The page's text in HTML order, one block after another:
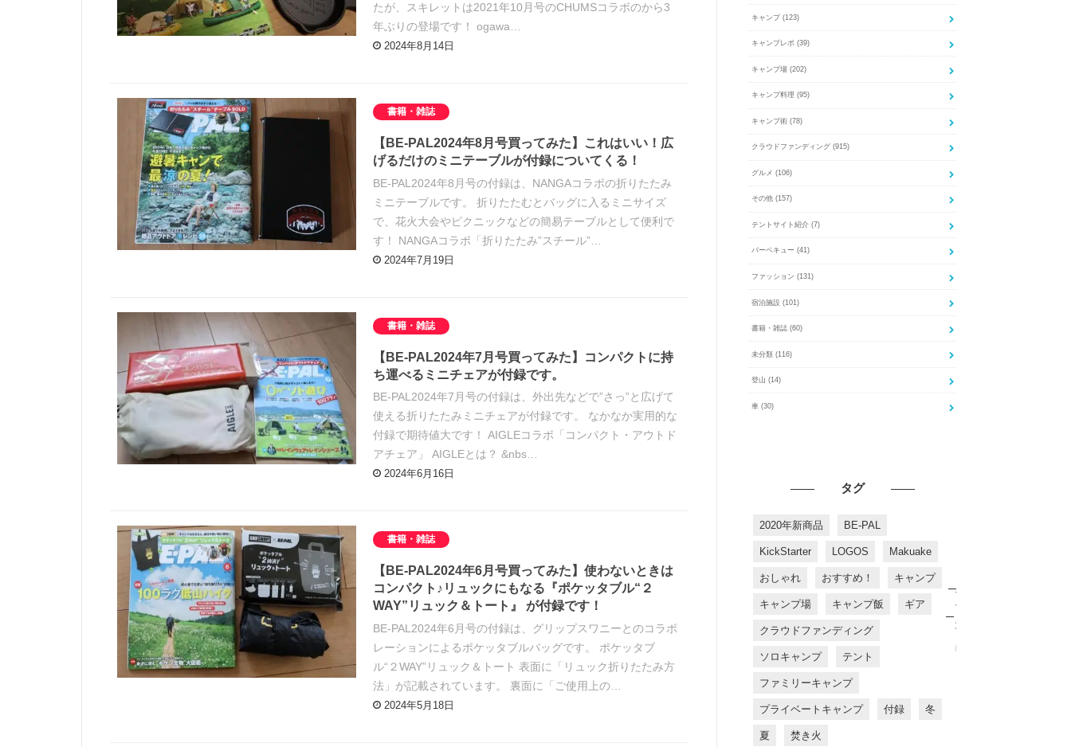
たが、スキレットは2021年10月号のCHUMSコラボのから3
年ぶりの登場です！ ogawa…
2024年8月14日
書籍・雑誌
【BE-PAL2024年8月号買ってみた】これはいい！広
げるだけのミニテーブルが付録についてくる！
BE-PAL2024年8月号の付録は、NANGAコラボの折りたたみ
ミニテーブルです。 折りたたむとバッグに入るミニサイズ
で、花火大会やピクニックなどの簡易テーブルとして便利で
す！ NANGAコラボ「折りたたみ”スチール”…
2024年7月19日
書籍・雑誌
【BE-PAL2024年7月号買ってみた】コンパクトに持
ち運べるミニチェアが付録です。
BE-PAL2024年7月号の付録は、外出先などで”さっ”と広げて
使える折りたたみミニチェアが付録です。 なかなか実用的な
付録で期待値大です！ AIGLEコラボ「コンパクト・アウトド
アチェア」 AIGLEとは？ &nbs…
2024年6月16日
書籍・雑誌
【BE-PAL2024年6月号買ってみた】使わないときは
コンパクト♪リュックにもなる『ポケッタブル“２
WAY”リュック＆トート』 が付録です！
BE-PAL2024年6月号の付録は、グリップスワニーとのコラボ
レーションによるポケッタブルバッグです。 ポケッタブ
ル“２WAY”リュック＆トート 表面に「リュック折りたたみ方
法」が記載されています。 裏面に「ご使用上の…
2024年5月18日
キャンプ (123)
キャンプレポ (39)
キャンプ場 (202)
キャンプ料理 (95)
キャンプ術 (78)
クラウドファンディング (915)
グルメ (106)
その他 (157)
テントサイト紹介 (7)
バーベキュー (41)
ファッション (131)
宿泊施設 (101)
書籍・雑誌 (60)
未分類 (116)
登山 (14)
車 (30)
タグ
2020年新商品 BE-PAL
KickStarter LOGOS Makuake
おしゃれ おすすめ！ キャンプ
キャンプ場 キャンプ飯 ギア
クラウドファンディング
ソロキャンプ テント
ファミリーキャンプ
プライベートキャンプ 付録 冬
夏 焚き火
す
す
め
商
品